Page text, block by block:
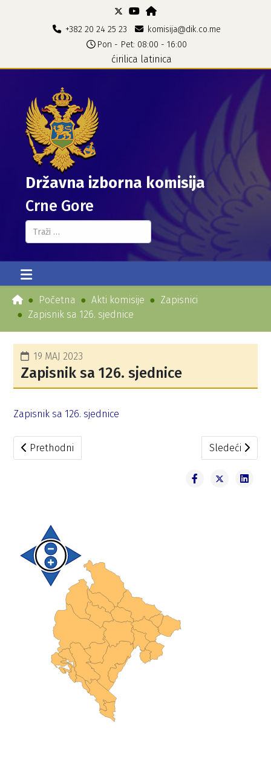
+382 20 24 25 23
komisija@dik.co.me
Pon - Pet: 08:00 - 16:00
ćirilica latinica
Državna izborna komisija
Crne Gore
Pretraga...
Početna Akti komisije
Zapisnici
Zapisnik sa 126. sjednice
19 MAJ 2023
Zapisnik sa 126. sjednice
Zapisnik sa 126. sjednice
Prethodni članak: Zapisnik sa 127. sjednice
Prethodni Sledeći
Sledeći